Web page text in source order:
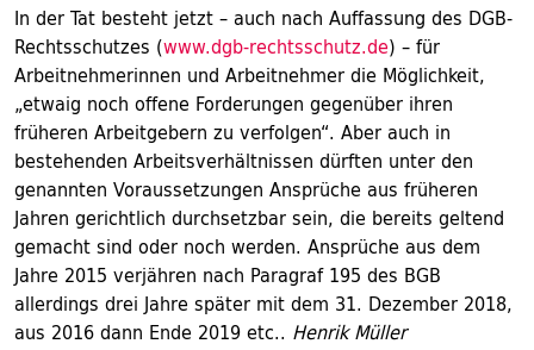
In der Tat besteht jetzt – auch nach Auffassung des DGB-
Rechtsschutzes (www.dgb-rechtsschutz.de) – für
Arbeitnehmerinnen und Arbeitnehmer die Möglichkeit,
„etwaig noch offene Forderungen gegenüber ihren
früheren Arbeitgebern zu verfolgen“. Aber auch in
bestehenden Arbeitsverhältnissen dürften unter den
genannten Voraussetzungen Ansprüche aus früheren
Jahren gerichtlich durchsetzbar sein, die bereits geltend
gemacht sind oder noch werden. Ansprüche aus dem
Jahre 2015 verjähren nach Paragraf 195 des BGB
allerdings drei Jahre später mit dem 31. Dezember 2018,
aus 2016 dann Ende 2019 etc.. Henrik Müller